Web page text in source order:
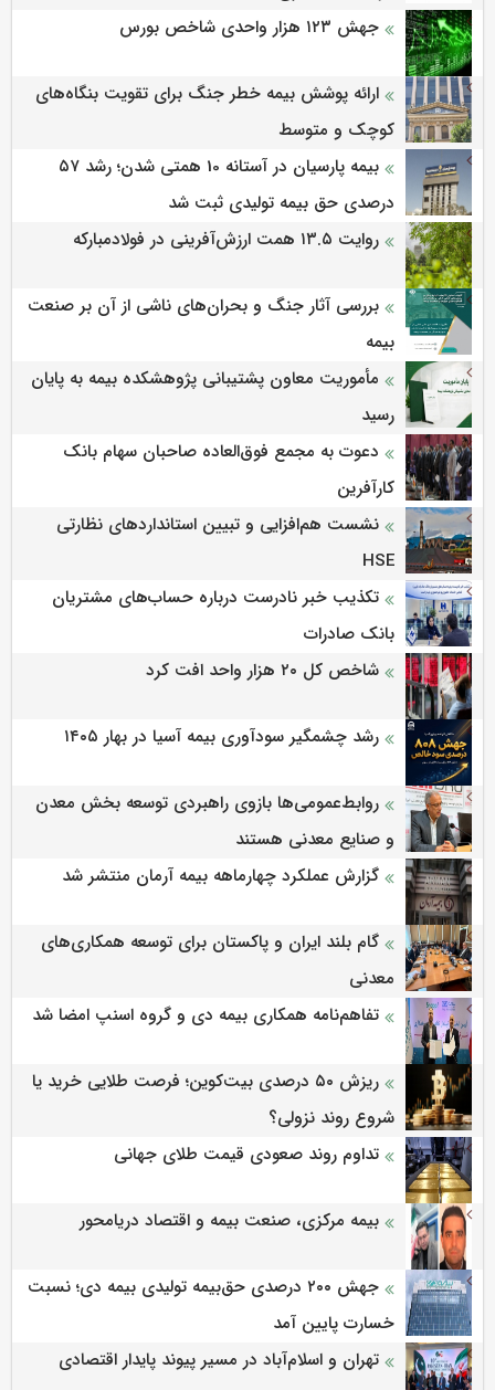
جهش ۱۲۳ هزار واحدی شاخص بورس
ارائه پوشش بیمه خطر جنگ برای تقویت بنگاه‌های
کوچک و متوسط
بیمه پارسیان در آستانه 10 همتی شدن؛ رشد ۵۷
درصدی حق بیمه تولیدی ثبت شد
روایت ۱۳.۵ همت ارزش‌آفرینی در فولادمبارکه
بررسی آثار جنگ و بحران‌های ناشی از آن بر صنعت
بیمه
مأموریت معاون پشتیبانی پژوهشكده بیمه به پایان
رسید
دعوت به مجمع فوق‌العاده صاحبان سهام بانک
کارآفرین
نشست هم‌افزایی و تبیین استانداردهای نظارتی
HSE
تکذیب خبر نادرست درباره حساب‌های مشتریان
بانک صادرات
شاخص کل ۲۰ هزار واحد افت کرد
رشد چشمگیر سودآوری بیمه آسیا در بهار ۱۴۰۵
روابط‌‌عمومی‌ها بازوی راهبردی توسعه بخش معدن
و صنایع معدنی هستند
گزارش عملکرد چهارماهه بیمه آرمان منتشر شد
گام بلند ایران و پاکستان برای توسعه همکاری‌های
معدنی
تفاهم‌نامه همکاری بیمه دی و گروه اسنپ امضا شد
ریزش ۵۰ درصدی بیت‌کوین؛ فرصت طلایی خرید یا
شروع روند نزولی؟
تداوم روند صعودی قیمت طلای جهانی
بیمه مرکزی، صنعت بیمه و اقتصاد دریامحور
جهش ۲۰۰ درصدی حق‌بیمه تولیدی بیمه دی؛ نسبت
خسارت پایین آمد
تهران و اسلام‌آباد در مسیر پیوند پایدار اقتصادی